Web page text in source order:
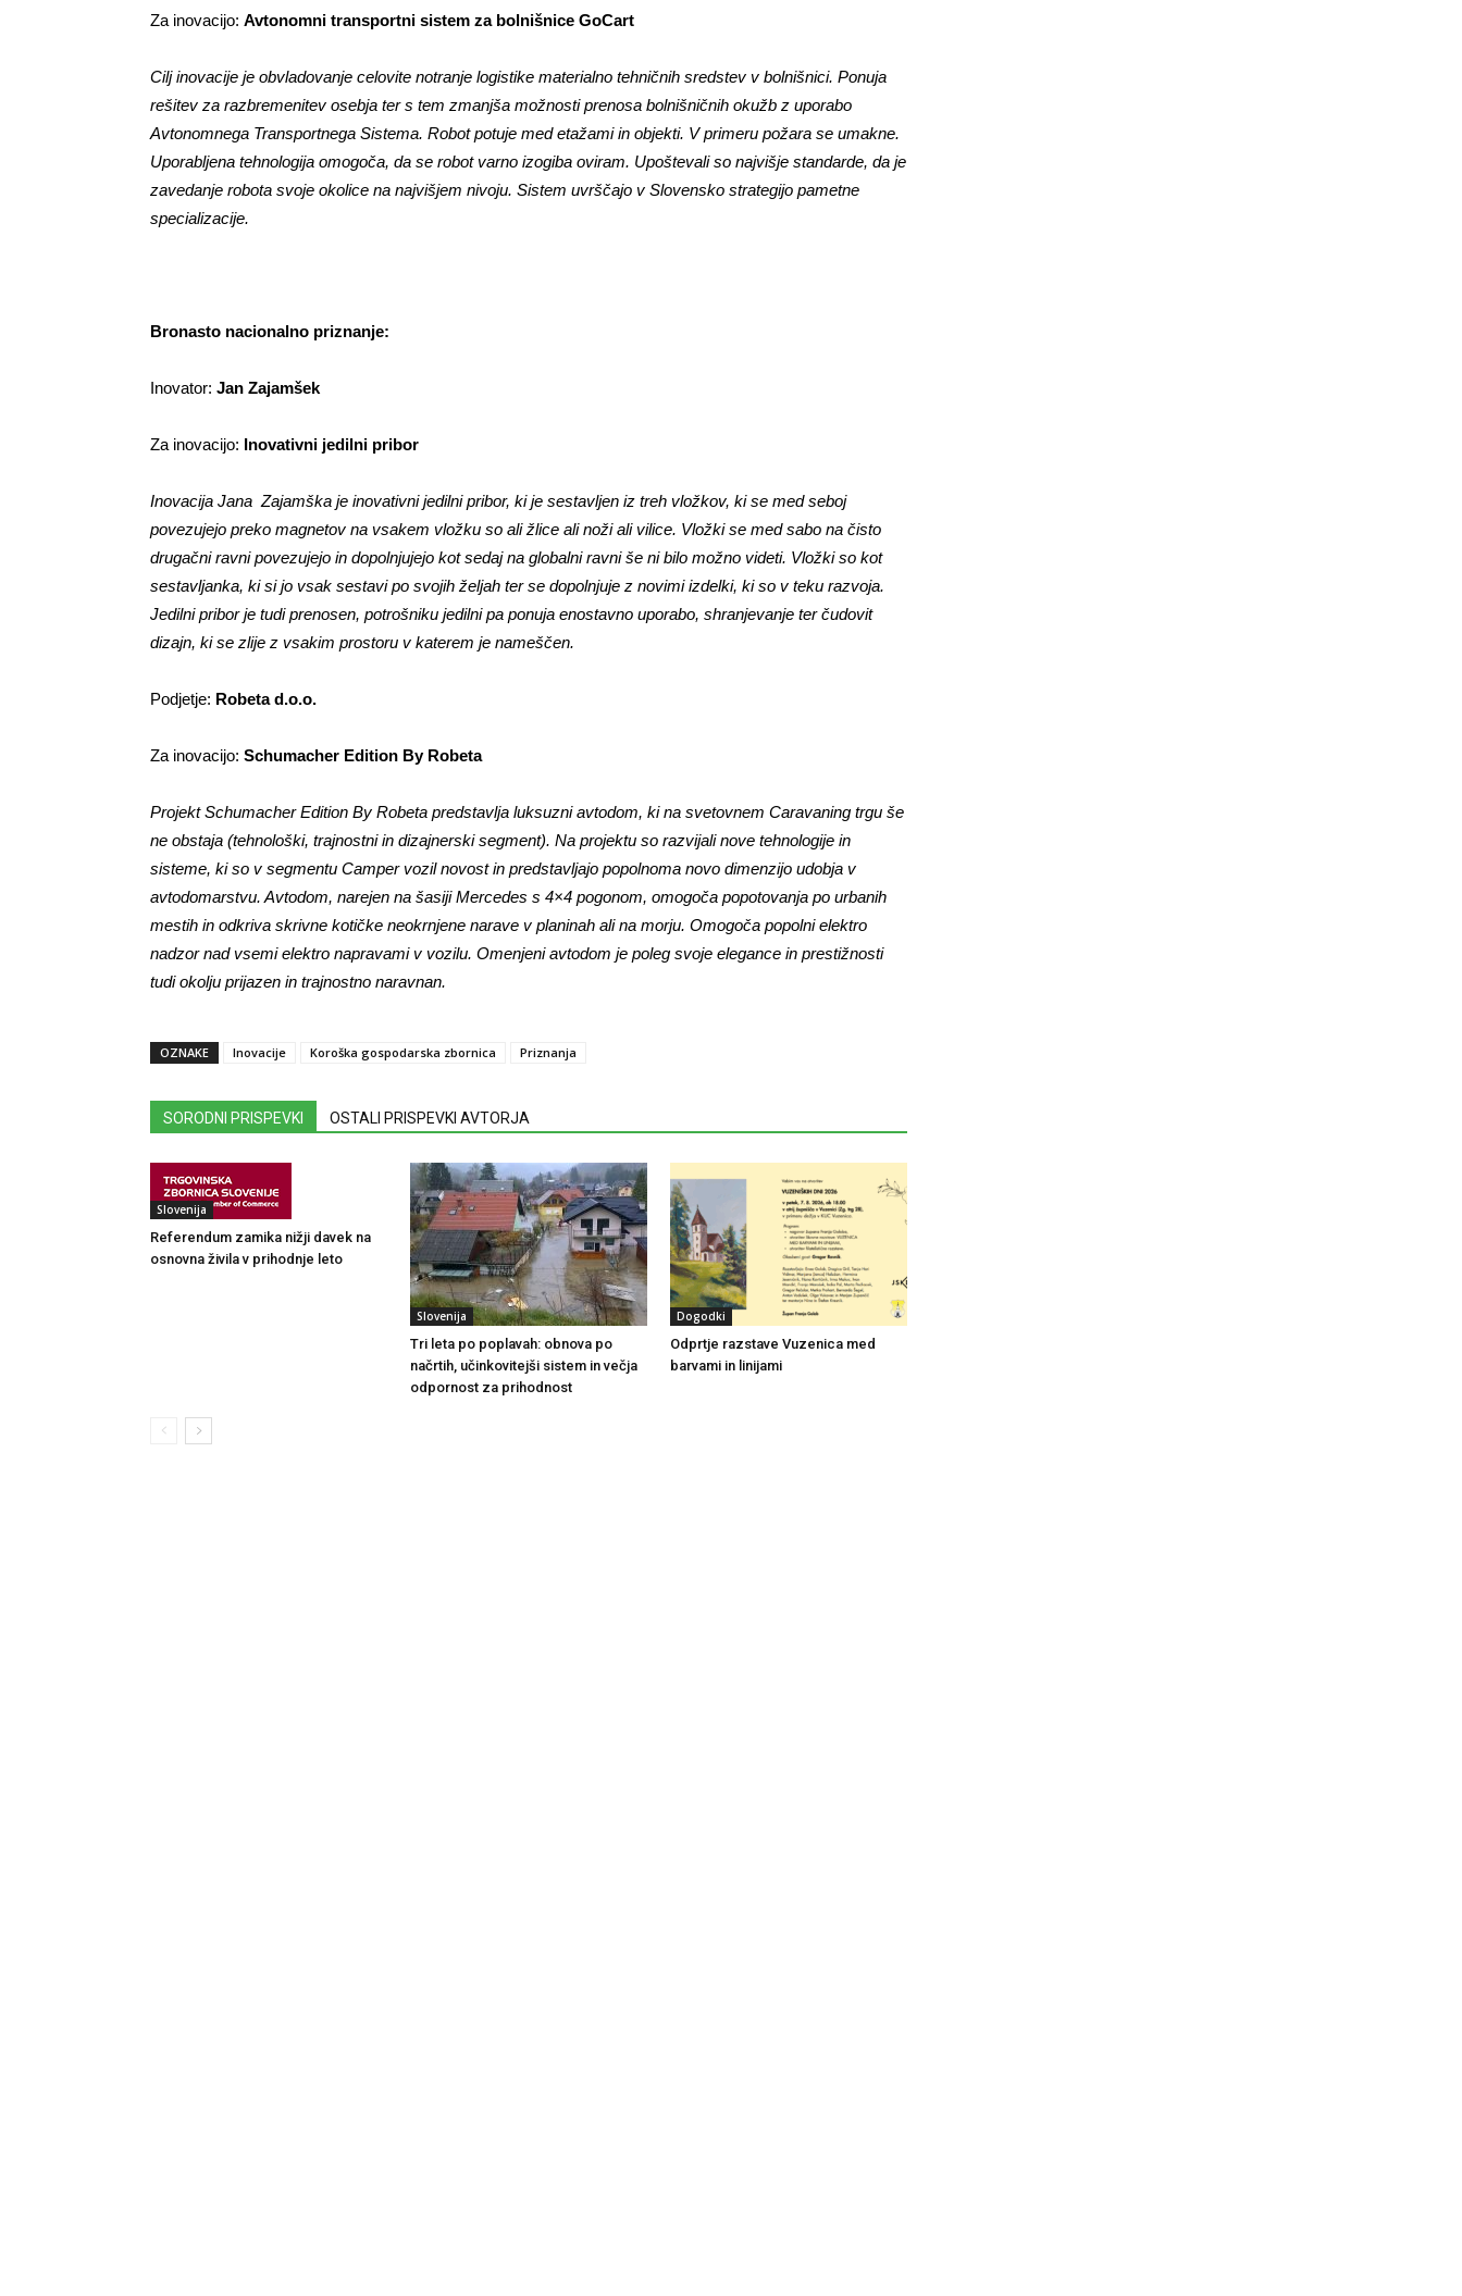
Za inovacijo: Avtonomni transportni sistem za bolnišnice GoCart
Cilj inovacije je obvladovanje celovite notranje logistike materialno tehničnih sredstev v bolnišnici. Ponuja
rešitev za razbremenitev osebja ter s tem zmanjša možnosti prenosa bolnišničnih okužb z uporabo
Avtonomnega Transportnega Sistema. Robot potuje med etažami in objekti. V primeru požara se umakne.
Uporabljena tehnologija omogoča, da se robot varno izogiba oviram. Upoštevali so najvišje standarde, da je
zavedanje robota svoje okolice na najvišjem nivoju. Sistem uvrščajo v Slovensko strategijo pametne
specializacije.
Bronasto nacionalno priznanje:
Inovator: Jan Zajamšek
Za inovacijo: Inovativni jedilni pribor
Inovacija Jana Zajamška je inovativni jedilni pribor, ki je sestavljen iz treh vložkov, ki se med seboj
povezujejo preko magnetov na vsakem vložku so ali žlice ali noži ali vilice. Vložki se med sabo na čisto
drugačni ravni povezujejo in dopolnjujejo kot sedaj na globalni ravni še ni bilo možno videti. Vložki so kot
sestavljanka, ki si jo vsak sestavi po svojih željah ter se dopolnjuje z novimi izdelki, ki so v teku razvoja.
Jedilni pribor je tudi prenosen, potrošniku jedilni pa ponuja enostavno uporabo, shranjevanje ter čudovit
dizajn, ki se zlije z vsakim prostoru v katerem je nameščen.
Podjetje: Robeta d.o.o.
Za inovacijo: Schumacher Edition By Robeta
Projekt Schumacher Edition By Robeta predstavlja luksuzni avtodom, ki na svetovnem Caravaning trgu še
ne obstaja (tehnološki, trajnostni in dizajnerski segment). Na projektu so razvijali nove tehnologije in
sisteme, ki so v segmentu Camper vozil novost in predstavljajo popolnoma novo dimenzijo udobja v
avtodomarstvu. Avtodom, narejen na šasiji Mercedes s 4×4 pogonom, omogoča popotovanja po urbanih
mestih in odkriva skrivne kotičke neokrnjene narave v planinah ali na morju. Omogoča popolni elektro
nadzor nad vsemi elektro napravami v vozilu. Omenjeni avtodom je poleg svoje elegance in prestižnosti
tudi okolju prijazen in trajnostno naravnan.
OZNAKE Inovacije Koroška gospodarska zbornica Priznanja
SORODNI PRISPEVKI OSTALI PRISPEVKI AVTORJA
Slovenija
Referendum zamika nižji davek na
osnovna živila v prihodnje leto
Slovenija
Tri leta po poplavah: obnova po
načrtih, učinkovitejši sistem in večja
odpornost za prihodnost
Dogodki
Odprtje razstave Vuzenica med
barvami in linijami